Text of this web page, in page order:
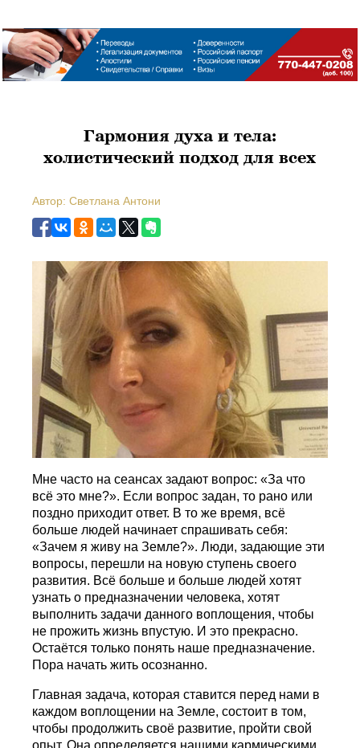
Гармония духа и тела:
холистический подход для всех
Автор: Светлана Антони
Мне часто на сеансах задают вопрос: «За что
всё это мне?». Если вопрос задан, то рано или
поздно приходит ответ. В то же время, всё
больше людей начинает спрашивать себя:
«Зачем я живу на Земле?». Люди, задающие эти
вопросы, перешли на новую ступень своего
развития. Всё больше и больше людей хотят
узнать о предназначении человека, хотят
выполнить задачи данного воплощения, чтобы
не прожить жизнь впустую. И это прекрасно.
Остаётся только понять наше предназначение.
Пора начать жить осознанно.
Главная задача, которая ставится перед нами в
каждом воплощении на Земле, состоит в том,
чтобы продолжить своё развитие, пройти свой